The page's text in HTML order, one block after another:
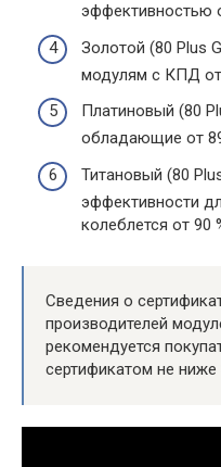
эффективностью
Золотой (80 Plus
модулям с КПД от
Платиновый (80
обладающие от
Титановый (80
эффективности
колеблется от 90
Сведения о
производителей
рекомендуется
сертификатом не ниже